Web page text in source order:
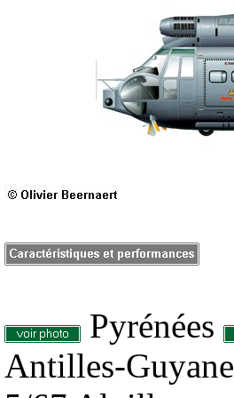
Pyrénées
Antilles-Guyane